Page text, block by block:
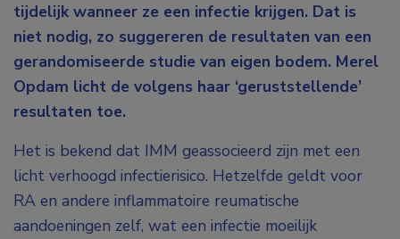
tijdelijk wanneer ze een infectie krijgen. Dat is
niet nodig, zo suggereren de resultaten van een
gerandomiseerde studie van eigen bodem. Merel
Opdam licht de volgens haar ‘geruststellende’
resultaten toe.
Het is bekend dat IMM geassocieerd zijn met een
licht verhoogd infectierisico. Hetzelfde geldt voor
RA en andere inflammatoire reumatische
aandoeningen zelf, wat een infectie moeilijk